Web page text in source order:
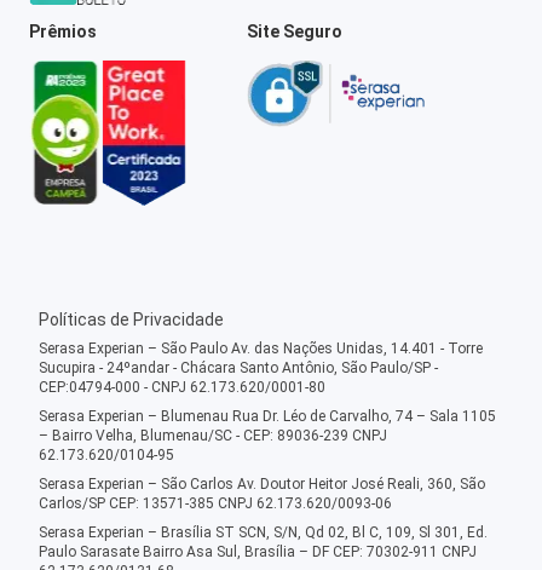
Prêmios Site Seguro
Políticas de Privacidade
Serasa Experian – São Paulo Av. das Nações Unidas, 14.401 - Torre
Sucupira - 24ºandar - Chácara Santo Antônio, São Paulo/SP -
CEP:04794-000 - CNPJ 62.173.620/0001-80
Serasa Experian – Blumenau Rua Dr. Léo de Carvalho, 74 – Sala 1105
– Bairro Velha, Blumenau/SC - CEP: 89036-239 CNPJ
62.173.620/0104-95
Serasa Experian – São Carlos Av. Doutor Heitor José Reali, 360, São
Carlos/SP CEP: 13571-385 CNPJ 62.173.620/0093-06
Serasa Experian – Brasília ST SCN, S/N, Qd 02, Bl C, 109, Sl 301, Ed.
Paulo Sarasate Bairro Asa Sul, Brasília – DF CEP: 70302-911 CNPJ